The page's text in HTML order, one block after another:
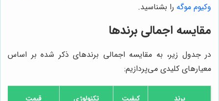
وکیوم موگه را بشناسید.
مقایسه اجمالی برندها
در جدول زیر، به مقایسه اجمالی برندهای ذکر شده بر اساس
معیارهای کلیدی می‌پردازیم:
برند کیفیت تکنولوژی قیمت